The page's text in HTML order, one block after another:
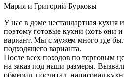
Мария и Григорий Бурковы
У нас в доме нестандартная кухня
поэтому готовые кухни (хоть они
вариант. Мы с мужем много где
подходящего варианта.
После всех походов по торговым
на заказ под наши размеры.
обмерил, посчитал, нарисовал